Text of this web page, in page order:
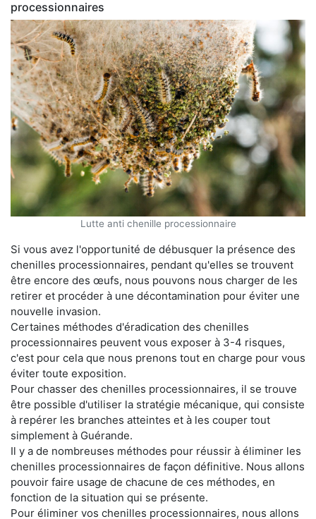
processionnaires
Lutte anti chenille processionnaire
Si vous avez l'opportunité de débusquer la présence des
chenilles processionnaires, pendant qu'elles se trouvent
être encore des œufs, nous pouvons nous charger de les
retirer et procéder à une décontamination pour éviter une
nouvelle invasion.
Certaines méthodes d'éradication des chenilles
processionnaires peuvent vous exposer à 3-4 risques,
c'est pour cela que nous prenons tout en charge pour vous
éviter toute exposition.
Pour chasser des chenilles processionnaires, il se trouve
être possible d'utiliser la stratégie mécanique, qui consiste
à repérer les branches atteintes et à les couper tout
simplement à Guérande.
Il y a de nombreuses méthodes pour réussir à éliminer les
chenilles processionnaires de façon définitive. Nous allons
pouvoir faire usage de chacune de ces méthodes, en
fonction de la situation qui se présente.
Pour éliminer vos chenilles processionnaires, nous allons